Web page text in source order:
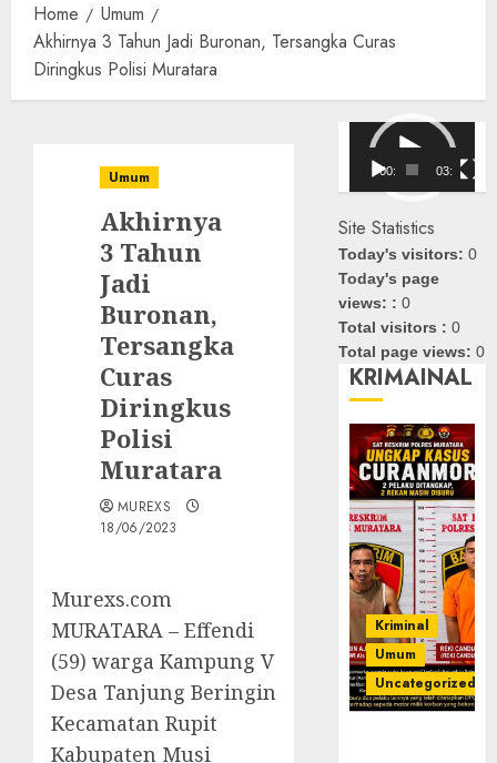
Home
Umum
Akhirnya 3 Tahun Jadi Buronan, Tersangka Curas
Diringkus Polisi Muratara
Umum
Akhirnya
3 Tahun
Jadi
Buronan,
Tersangka
Curas
Diringkus
Polisi
Muratara
MUREXS
18/06/2023
Murexs.com
MURATARA – Effendi
(59) warga Kampung V
Desa Tanjung Beringin
Kecamatan Rupit
Kabupaten Musi
Pemutar
Video
00:00 03:08
Site Statistics
Today's visitors:0
Today's page
views: :0
Total visitors :0
Total page views:0
KRIMAINAL
Kriminal
Umum
Uncategorized